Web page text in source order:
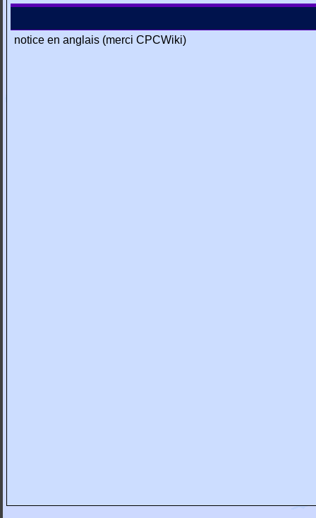
notice en anglais (merci CPCWiki)